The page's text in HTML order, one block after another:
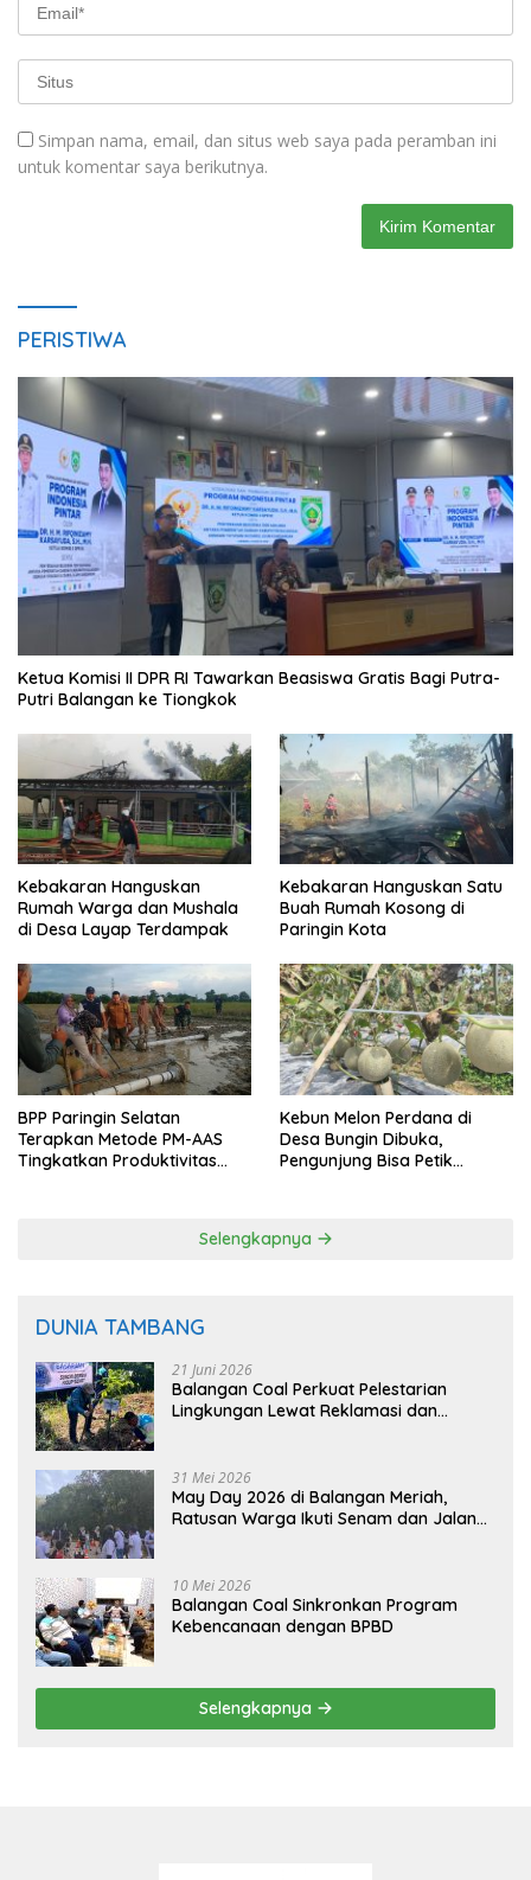
Simpan nama, email, dan situs web saya pada peramban ini
untuk komentar saya berikutnya.
PERISTIWA
Ketua Komisi II DPR RI Tawarkan Beasiswa Gratis Bagi Putra-
Putri Balangan ke Tiongkok
Kebakaran Hanguskan
Rumah Warga dan Mushala
di Desa Layap Terdampak
Kebakaran Hanguskan Satu
Buah Rumah Kosong di
Paringin Kota
BPP Paringin Selatan
Terapkan Metode PM-AAS
Tingkatkan Produktivitas
Kebun Melon Perdana di
Desa Bungin Dibuka,
Pengunjung Bisa Petik
Selengkapnya
DUNIA TAMBANG
21 Juni 2026
Balangan Coal Perkuat Pelestarian
Lingkungan Lewat Reklamasi dan
31 Mei 2026
May Day 2026 di Balangan Meriah,
Ratusan Warga Ikuti Senam dan Jalan
10 Mei 2026
Balangan Coal Sinkronkan Program
Kebencanaan dengan BPBD
Selengkapnya